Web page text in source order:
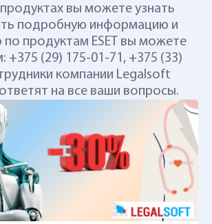
вы можете узнать
подробную информацию и
по продуктам ESET вы можете
+375 (29) 175-01-71, +375 (33)
компании Legalsoft
на все ваши вопросы.